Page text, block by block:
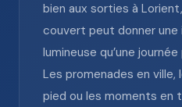
bien aux sorties à
couvert peut donner une
lumineuse qu’une
Les promenades en
pied ou les moments en